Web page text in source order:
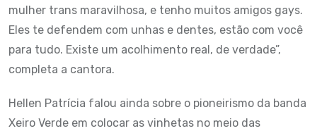
mulher trans maravilhosa, e tenho muitos amigos gays.
Eles te defendem com unhas e dentes, estão com você
para tudo. Existe um acolhimento real, de verdade”,
completa a cantora.
Hellen Patrícia falou ainda sobre o pioneirismo da banda
Xeiro Verde em colocar as vinhetas no meio das